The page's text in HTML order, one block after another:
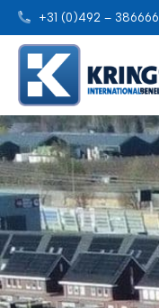
+31 (0)492 – 386666